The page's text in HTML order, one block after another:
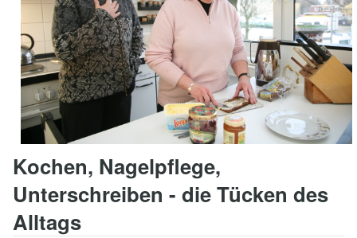
Kochen, Nagelpflege,
Unterschreiben - die Tücken des
Alltags